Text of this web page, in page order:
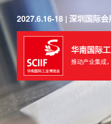
2027.6.16-18 | 深圳国际会
华南国际
推动产业集成